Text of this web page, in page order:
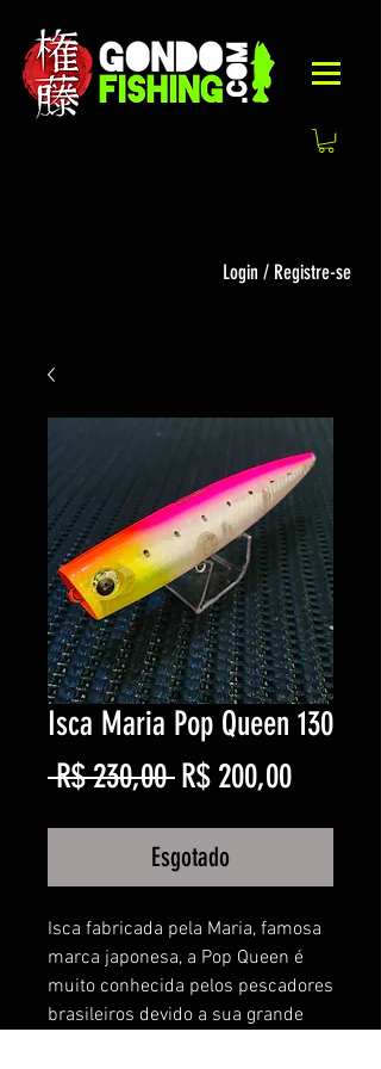
Login / Registre-se
Isca Maria Pop Queen 130
R$ 230,00 Preço
normal
R$ 200,00Preço
Esgotado
Isca fabricada pela Maria, famosa
marca japonesa, a Pop Queen é
muito conhecida pelos pescadores
brasileiros devido a sua grande